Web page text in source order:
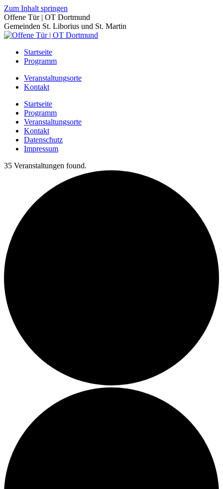
Zum Inhalt springen
Offene Tür | OT Dortmund
Gemeinden St. Liborius und St. Martin
Startseite
Programm
Veranstaltungsorte
Kontakt
Startseite
Programm
Veranstaltungsorte
Kontakt
Datenschutz
Impressum
35 Veranstaltungen found.